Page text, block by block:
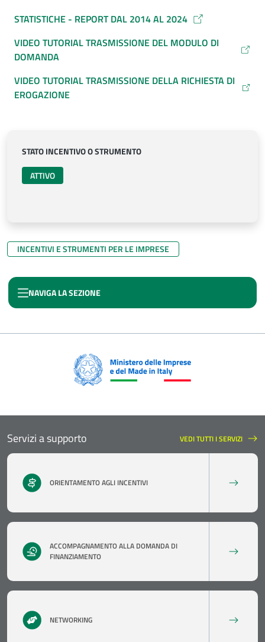
STATISTICHE - REPORT DAL 2014 AL 2024
VIDEO TUTORIAL TRASMISSIONE DEL MODULO DI
DOMANDA
VIDEO TUTORIAL TRASMISSIONE DELLA RICHIESTA DI
EROGAZIONE
STATO INCENTIVO O STRUMENTO
ATTIVO
INCENTIVI E STRUMENTI PER LE IMPRESE
NAVIGA LA SEZIONE
Servizi a supporto VEDI TUTTI I SERVIZI
SERVIZI A SUPPORTO
ORIENTAMENTO AGLI INCENTIVI
ACCOMPAGNAMENTO ALLA DOMANDA DI
FINANZIAMENTO
NETWORKING